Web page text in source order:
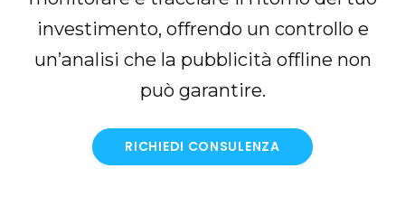
investimento, offrendo un controllo e
un’analisi che la pubblicità offline non
può garantire.
RICHIEDI CONSULENZA